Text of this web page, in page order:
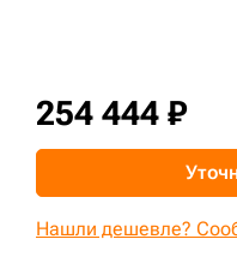
254 444 ₽
Нашли дешевле?